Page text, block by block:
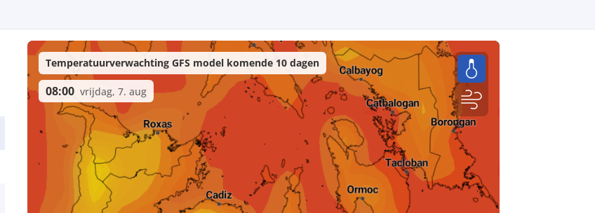
Temperatuurverwachting GFS model komende 10 dagen
08:00 vrijdag, 7. aug